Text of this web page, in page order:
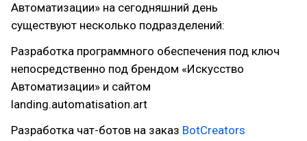
Автоматизации» на сегодняшний день
существуют несколько подразделений:
Разработка программного обеспечения под ключ
непосредственно под брендом «Искусство
Автоматизации» и сайтом
landing.automatisation.art
Разработка чат-ботов на заказ BotCreators